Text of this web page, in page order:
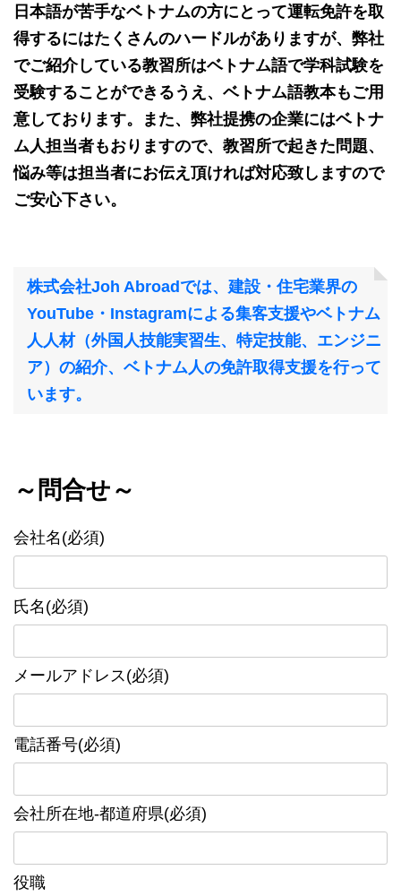
日本語が苦手なベトナムの方にとって運転免許を取
得するにはたくさんのハードルがありますが、弊社
でご紹介している教習所はベトナム語で学科試験を
受験することができるうえ、ベトナム語教本もご用
意しております。また、弊社提携の企業にはベトナ
ム人担当者もおりますので、教習所で起きた問題、
悩み等は担当者にお伝え頂ければ対応致しますので
ご安心下さい。
株式会社Joh Abroadでは、建設・住宅業界の
YouTube・Instagramによる集客支援やベトナム
人人材（外国人技能実習生、特定技能、エンジニ
ア）の紹介、ベトナム人の免許取得支援を行って
います。
～問合せ～
会社名(必須)
氏名(必須)
メールアドレス(必須)
電話番号(必須)
会社所在地-都道府県(必須)
役職